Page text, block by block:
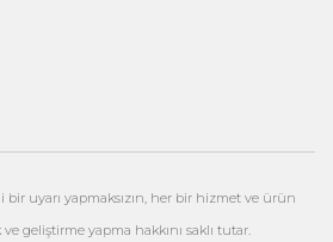
uyarı yapmaksızın, her bir hizmet ve ürün
geliştirme yapma hakkını saklı tutar.